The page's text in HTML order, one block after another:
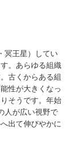
冥王星）してい
。あらゆる組織
古くからある組
性が大きくなっ
そうです。年始
人が広い視野で
出て伸びやかに